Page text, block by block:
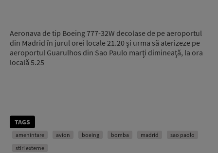
Aeronava de tip Boeing 777-32W decolase de pe aeroportul
din Madrid în jurul orei locale 21.20 și urma să aterizeze pe
aeroportul Guarulhos din Sao Paulo marţi dimineaţă, la ora
locală 5.25
TAGS
amenintare avion boeing bomba madrid
sao paolo
stiri externe